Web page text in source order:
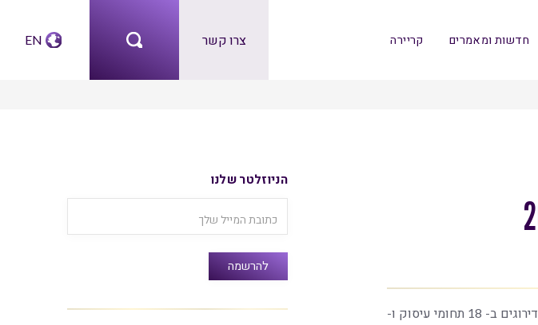
חדשות ומאמרים קריירה צרו קשר EN
לשנת 2025, עם דירוגים ב- 18 תחומי עיסוק ו-
הניוזלטר שלנו